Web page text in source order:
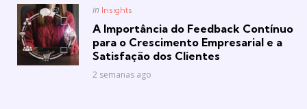
Posted
in Insights
A Importância do Feedback Contínuo
para o Crescimento Empresarial e a
Satisfação dos Clientes
2 semanas ago